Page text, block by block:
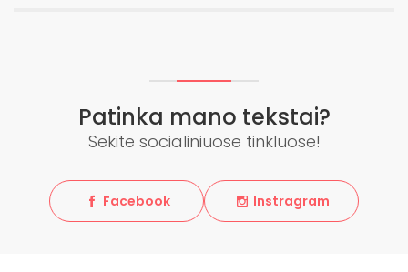
Patinka mano tekstai?
Sekite socialiniuose tinkluose!
Facebook Instragram